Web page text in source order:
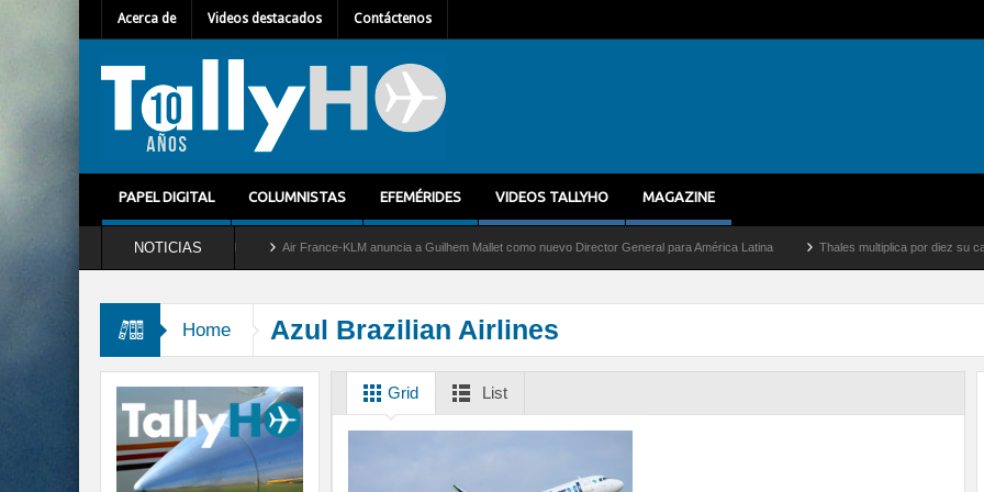
Acerca de Videos destacados Contáctenos
PAPEL DIGITAL COLUMNISTAS EFEMÉRIDES VIDEOS TALLYHO MAGAZINE
NOTICIAS
del servicio al C-2 Greyhound Air France-KLM anuncia a Guilhem Mallet como nuevo Director General para América Latina Thales multiplica por diez su capacidad
Home Azul Brazilian Airlines
Grid List